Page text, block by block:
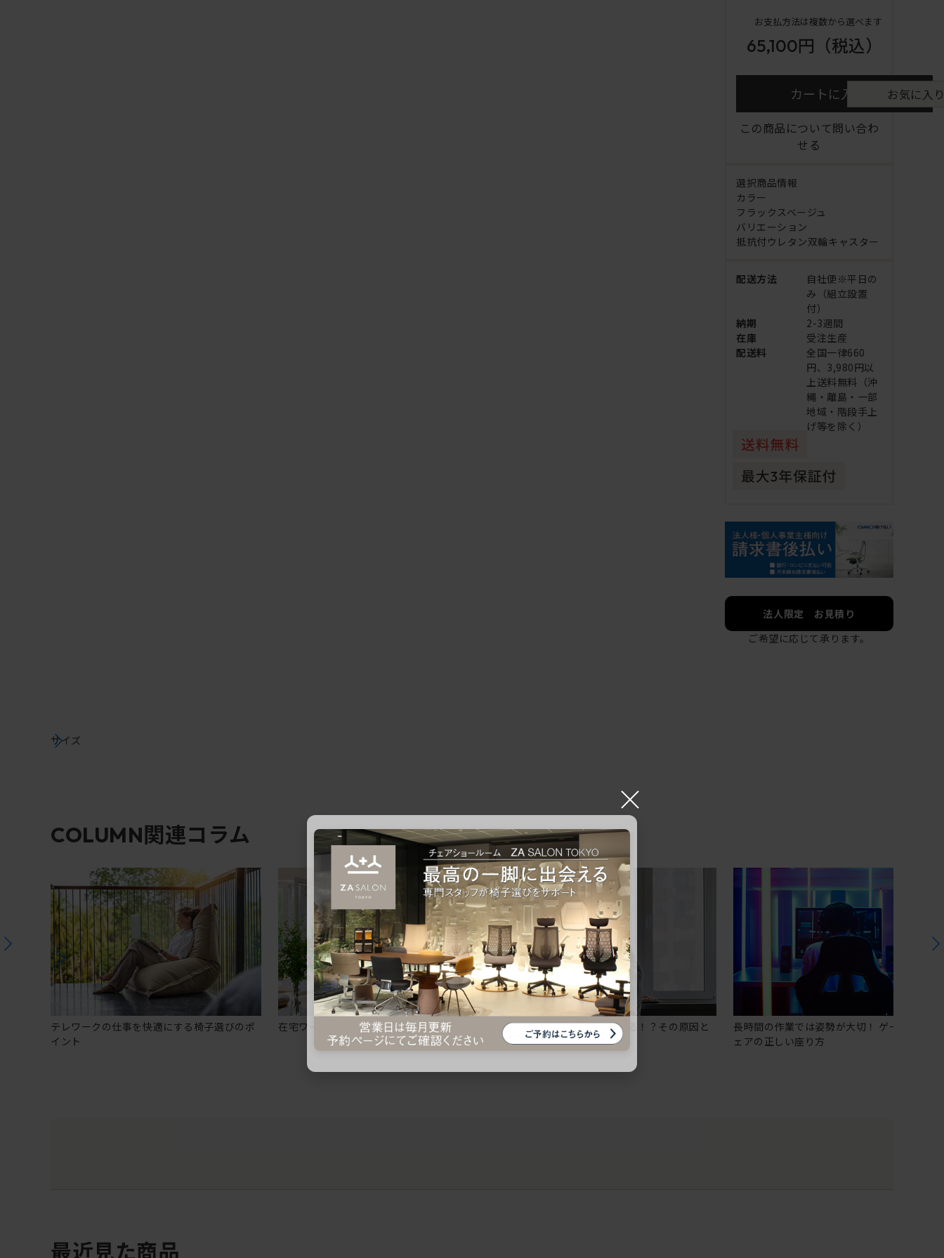
お支払方法は複数から選べます
65,100円 （税込）
カートに入れる お気に入
この商品について問い合わ
せる
選択商品情報
カラー
フラックスベージュ
バリエーション
抵抗付ウレタン双輪キャスター
配送方法
自社便※平日の
み（組立設置
付）
納期
2-3週間
在庫
受注生産
配送料
全国一律660
円、3,980円以
上送料無料（沖
縄・離島・一部
地域・階段手上
げ等を除く）
法人限定 お見積り
ご希望に応じて承ります。
サイズ
COLUMN関連コラム
テレワークの仕事を快適にする椅子選びのポ
イント
在宅ワークにおすすめのオフィスチェア5選
椅子に座っているのに疲れる！？その原因と
疲れにくいチェアの選び方
長時間の作業では姿勢が大切！ ゲーミングチ
ェアの正しい座り方
最近見た商品
×